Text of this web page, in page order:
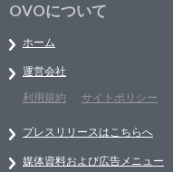
OVOについて
ホーム
運営会社
利用規約
サイトポリシー
プレスリリースはこちらへ
媒体資料および広告メニュー